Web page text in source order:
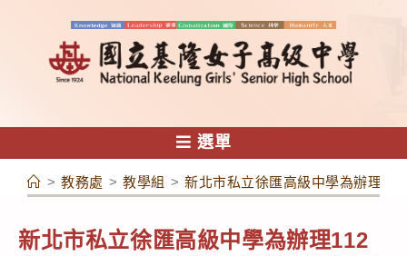
容
選單
> 教務處 > 教學組 > 新北市私立徐匯高級中學為辦理
新北市私立徐匯高級中學為辦理112